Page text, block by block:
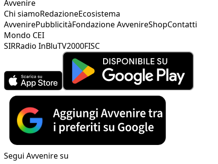
Avvenire
Chi siamoRedazioneEcosistema
AvvenirePubblicitàFondazione AvvenireShopContatti
Mondo CEI
SIRRadio InBluTV2000FISC
Segui Avvenire su